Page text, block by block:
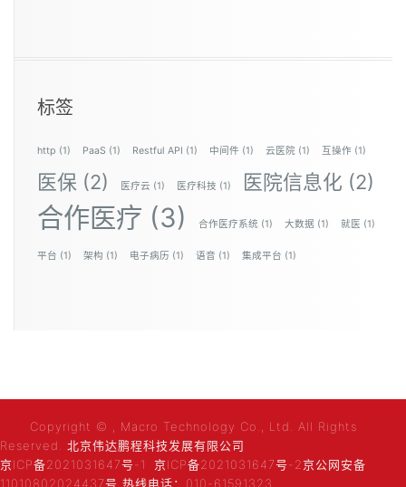
标签
http (1) PaaS (1) Restful API (1) 中间件 (1) 云医院 (1) 互操作 (1)
医保 (2) 医疗云 (1) 医疗科技 (1) 医院信息化 (2)
合作医疗 (3) 合作医疗系统 (1) 大数据 (1) 就医 (1)
平台 (1) 架构 (1) 电子病历 (1) 语音 (1) 集成平台 (1)
Copyright © , Macro Technology Co., Ltd. All Rights
Reserved. 北京伟达鹏程科技发展有限公司
京ICP备2021031647号-1
京ICP备2021031647号-2京公网安备
11010802024437号 热线电话：010-61591323